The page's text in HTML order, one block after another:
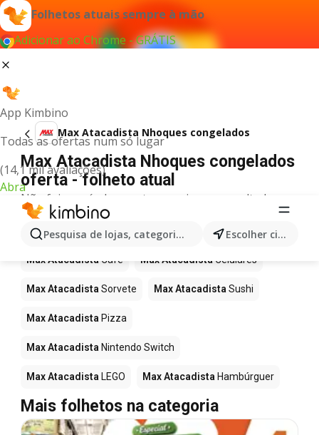
Folhetos atuais sempre à mão
Adicionar ao Chrome - GRÁTIS
App Kimbino
Todas as ofertas num só lugar
(14,1 mil avaliações)
Abra
Pesquisa de lojas, categorias,produtos... Escolher cidade
Max Atacadista Nhoques congelados
Max Atacadista Nhoques congelados
oferta - folheto atual
Não foi possível encontrar quaisquer resultados
para este termo.
Mais produtos em Max Atacadista
Max Atacadista Café Max Atacadista Celulares
Max Atacadista Sorvete Max Atacadista Sushi
Max Atacadista Pizza
Max Atacadista Nintendo Switch
Max Atacadista LEGO Max Atacadista Hambúrguer
Mais folhetos na categoria